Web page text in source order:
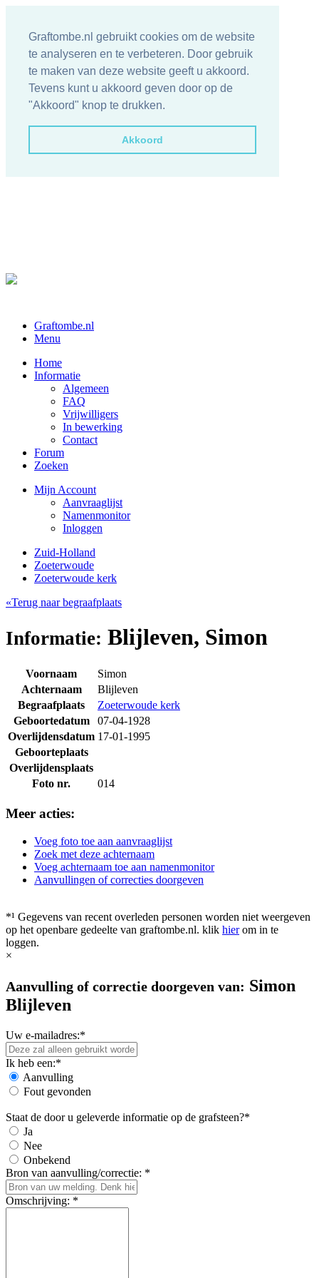
Graftombe.nl gebruikt cookies om de website
te analyseren en te verbeteren. Door gebruik
te maken van deze website geeft u akkoord.
Tevens kunt u akkoord geven door op de
"Akkoord" knop te drukken.
Akkoord
Graftombe.nl
Menu
Home
Informatie
Algemeen
FAQ
Vrijwilligers
In bewerking
Contact
Forum
Zoeken
Mijn Account
Aanvraaglijst
Namenmonitor
Inloggen
Zuid-Holland
Zoeterwoude
Zoeterwoude kerk
«Terug naar begraafplaats
Informatie: Blijleven, Simon
Voornaam
Simon
Achternaam
Blijleven
Begraafplaats
Zoeterwoude kerk
Geboortedatum
07-04-1928
Overlijdensdatum 17-01-1995
Geboorteplaats
Overlijdensplaats
Foto nr.
014
Meer acties:
Voeg foto toe aan aanvraaglijst
Zoek met deze achternaam
Voeg achternaam toe aan namenmonitor
Aanvullingen of correcties doorgeven
*¹ Gegevens van recent overleden personen worden niet weergeven
op het openbare gedeelte van graftombe.nl. klik hierom in te
loggen.
×
Aanvulling of correctie doorgeven van: Simon
Blijleven
Uw e-mailadres:*
Ik heb een:*
Aanvulling
Fout gevonden
Staat de door u geleverde informatie op de grafsteen?*
Ja
Nee
Onbekend
Bron van aanvulling/correctie: *
Omschrijving: *